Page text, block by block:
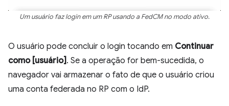
Um usuário faz login em um RP usando a FedCM no modo ativo.
O usuário pode concluir o login tocando em Continuar
como [usuário] . Se a operação for bem-sucedida, o
navegador vai armazenar o fato de que o usuário criou
uma conta federada no RP com o IdP.